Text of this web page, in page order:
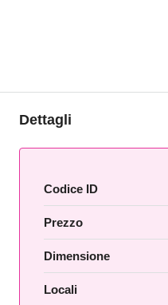
Dettagli
Codice ID
Prezzo
Dimensione
Locali